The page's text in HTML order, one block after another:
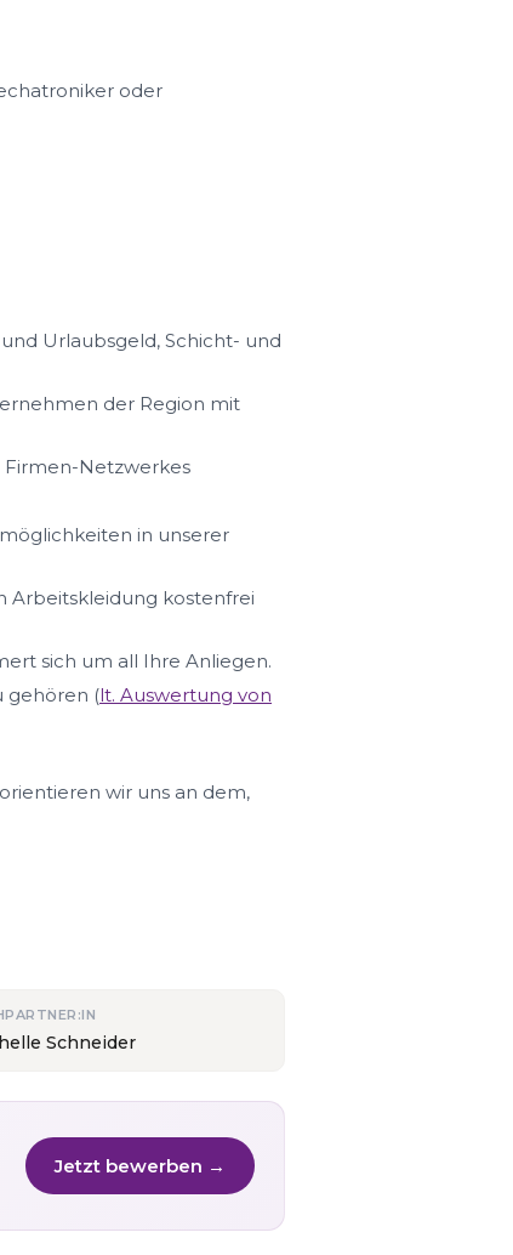
oder
Urlaubsgeld, Schicht- und
der Region mit
Firmen-Netzwerkes
in unserer
Arbeitskleidung kostenfrei
sich um all Ihre Anliegen.
gehören (lt. Auswertung von
wir uns an dem,
Schneider
Jetzt bewerben →